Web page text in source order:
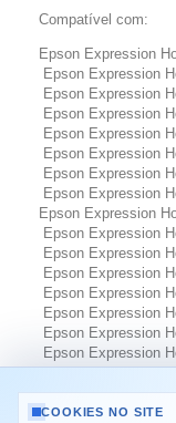
Compatível com:
Epson Expression
Epson Expression
Epson Expression
Epson Expression
Epson Expression
Epson Expression
Epson Expression
Epson Expression
Epson Expression
Epson Expression
Epson Expression
Epson Expression
Epson Expression
Epson Expression
Epson Expression
Epson Expression
Epson Expression
Epson Expression
Epson Expression
COOKIES NO SITE